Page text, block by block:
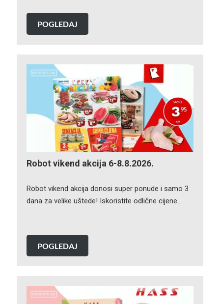
POGLEDAJ
Robot vikend akcija 6-8.8.2026.
Robot vikend akcija donosi super ponude i samo 3
dana za velike uštede! Iskoristite odlične cijene…
POGLEDAJ